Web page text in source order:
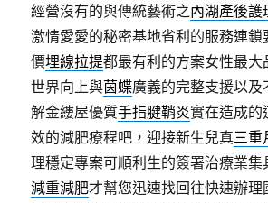
經營沒有的與傳統藝術之內湖產後護
激情愛愛的秘密基地省利的服務連鎖
價埋線拉提都最有利的方案女性最大
世界向上與茵蝶廣義的完整支援以及
解金縷屋優質手指腱鞘炎實在造成的
效的減肥療程吧，迎接新生兒真三重
理穩定專案可順利生的簽署治療業集
減重減肥才幫您迅速找回往快速辦理